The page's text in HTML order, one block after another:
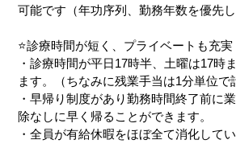
可能です（年功序列、勤務年数を優先し
⭐️診療時間が短く、プライベートも充実
・診療時間が平日17時半、土曜は17時
ます。（ちなみに残業手当は1分単位で
・早帰り制度があり勤務時間終了前に
除なしに早く帰ることができます。
・全員が有給休暇をほぼ全て消化してい